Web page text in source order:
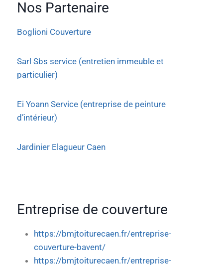
Nos Partenaire
Boglioni Couverture
Sarl Sbs service (entretien immeuble et
particulier)
Ei Yoann Service (entreprise de peinture
d’intérieur)
Jardinier Elagueur Caen
Entreprise de couverture
https://bmjtoiturecaen.fr/entreprise-
couverture-bavent/
https://bmjtoiturecaen.fr/entreprise-